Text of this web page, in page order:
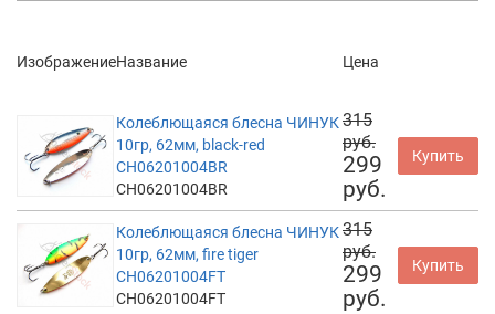
ИзображениеНазвание Цена
Колеблющаяся блесна ЧИНУК
10гр, 62мм, black-red
CH06201004BR
CH06201004BR
315
руб.
299
руб.
Купить
Колеблющаяся блесна ЧИНУК
10гр, 62мм, fire tiger
CH06201004FT
CH06201004FT
315
руб.
299
руб.
Купить